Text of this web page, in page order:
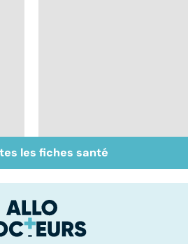
Suicide : prévenir le
passage à l'acte
les fiches santé